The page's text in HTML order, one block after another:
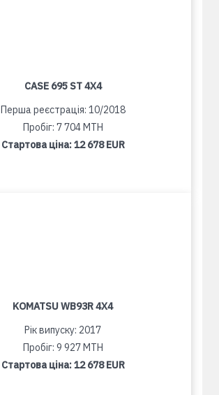
CASE 695 ST 4X4
Перша реєстрація: 10/2018
Пробіг: 7 704 MTH
Стартова ціна:12 678 EUR
KOMATSU WB93R 4X4
Рік випуску: 2017
Пробіг: 9 927 MTH
Стартова ціна:12 678 EUR